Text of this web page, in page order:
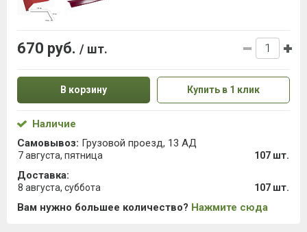
670 руб. / шт.
В корзину Купить в 1 клик
Наличие
Самовывоз: Грузовой проезд, 13 АД
7 августа, пятница 107 шт.
Доставка:
8 августа, суббота 107 шт.
Вам нужно большее количество? Нажмите сюда